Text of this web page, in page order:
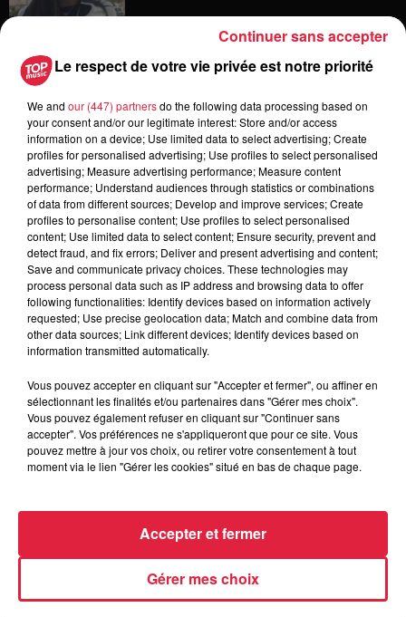
voilà BotaRied
3 août 2026
Éclipse solaire le 12 août : où et
comment observer ce spectacle en...
Dans la même série
Thierry du Domaine Wunsch et
Mann à Wettolsheim !
Thierry du Domaine Wunsch et Mann à
Sandra et Estelle présentent les
soirées coquines de l'Empreinte...
Sandra et Estelle présentent les soirées
Le respect de votre vie privée est notre priorité
We and our (447) partnersdo the following data processing based on
your consent and/or our legitimate interest: Store and/or access
information on a device; Use limited data to select advertising; Create
profiles for personalised advertising; Use profiles to select personalised
advertising; Measure advertising performance; Measure content
performance; Understand audiences through statistics or combinations
of data from different sources; Develop and improve services; Create
profiles to personalise content; Use profiles to select personalised
content; Use limited data to select content; Ensure security, prevent and
detect fraud, and fix errors; Deliver and present advertising and content;
Save and communicate privacy choices. These technologies may
process personal data such as IP address and browsing data to offer
following functionalities: Identify devices based on information actively
requested; Use precise geolocation data; Match and combine data from
other data sources; Link different devices; Identify devices based on
information transmitted automatically.
Vous pouvez accepter en cliquant sur "Accepter et fermer", ou affiner en
sélectionnant les finalités et/ou partenaires dans "Gérer mes choix".
Vous pouvez également refuser en cliquant sur "Continuer sans
accepter". Vos préférences ne s'appliqueront que pour ce site. Vous
pouvez mettre à jour vos choix, ou retirer votre consentement à tout
moment via le lien "Gérer les cookies" situé en bas de chaque page.
Gérer mes choix
Accepter et fermer
Continuer sans accepter